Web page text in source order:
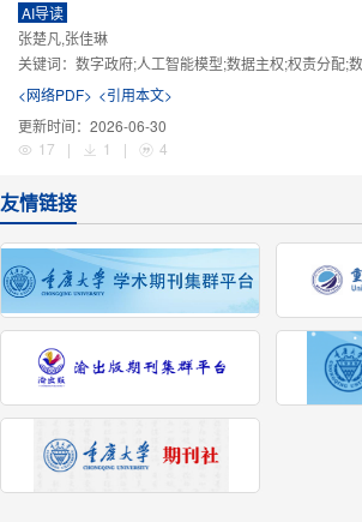
AI导读
张楚凡,张佳琳
关键词： 数字政府;人工智能模型;数据主权;权责分配;
<网络PDF> <引用本文>
更新时间： 2026-06-30
17
| 1 | 4
友情链接